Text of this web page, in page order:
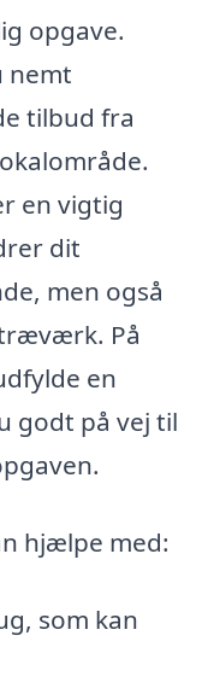
opgave.
nemt
tilbud fra
en vigtig
dit
men også
På
en
godt på vej til
hjælpe med:
som kan